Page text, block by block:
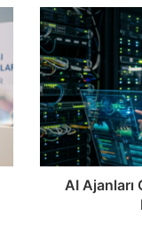
125 Milyon
Yayınlandı
AI Ajanları